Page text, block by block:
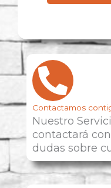
Contactamos
Nuestro
contactará
dudas sobre